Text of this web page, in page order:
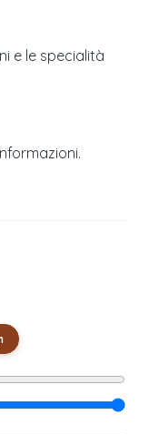
e le specialità